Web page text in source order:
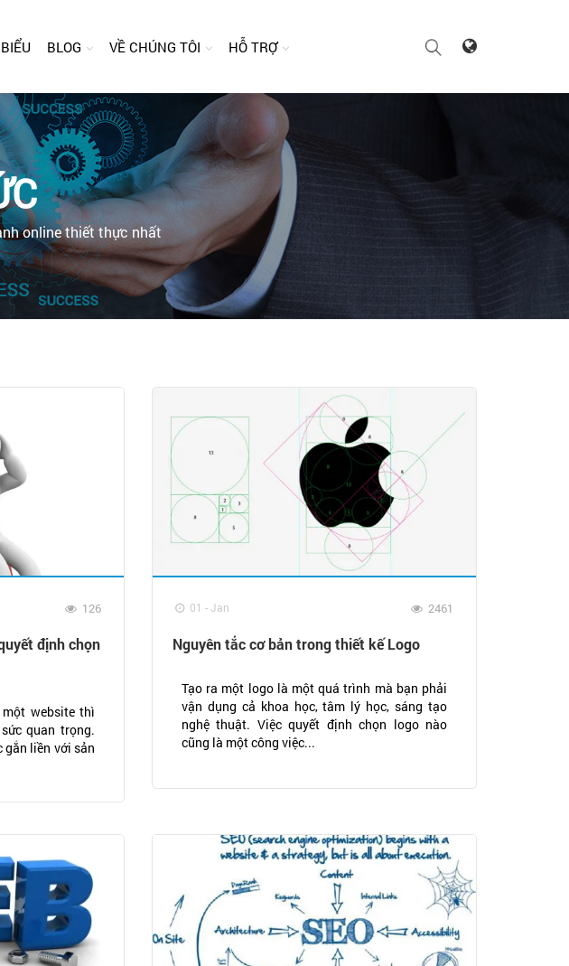
BLOG VỀ CHÚNG TÔI HỖ TRỢ
online thiết thực nhất
126
định chọn
website thì
quan trọng.
gắn liền với sản
01 - Jan 2461
Nguyên tắc cơ bản trong thiết kế Logo
Tạo ra một logo là một quá trình mà bạn phải
vận dụng cả khoa học, tâm lý học, sáng tạo
nghệ thuật. Việc quyết định chọn logo nào
cũng là một công việc...